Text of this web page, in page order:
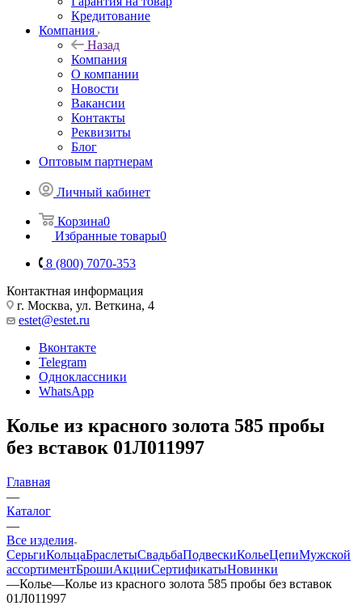
Кредитование
Компания
Назад
Компания
О компании
Новости
Вакансии
Контакты
Реквизиты
Блог
Оптовым партнерам
Личный кабинет
Корзина0
Избранные товары0
8 (800) 7070-353
Контактная информация
г. Москва, ул. Веткина, 4
estet@estet.ru
Вконтакте
Telegram
Одноклассники
WhatsApp
Колье из красного золота 585 пробы
без вставок 01Л011997
Главная
—
Каталог
—
Все изделия
СерьгиКольцаБраслетыСвадьбаПодвескиКольеЦепиМужской
ассортиментБрошиАкцииСертификатыНовинки
—Колье—Колье из красного золота 585 пробы без вставок
01Л011997